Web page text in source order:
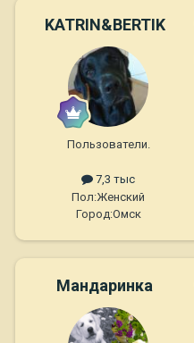
KATRIN&BERTIK
Пользователи.
7,3 тыс
Пол:Женский
Город:Омск
Мандаринка